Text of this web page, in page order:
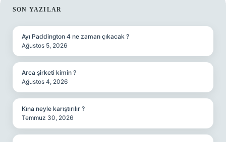
SIDEBAR
SON YAZILAR
Ayı Paddington 4 ne zaman çıkacak ?
Ağustos 5, 2026
Arca şirketi kimin ?
Ağustos 4, 2026
Kına neyle karıştırılır ?
Temmuz 30, 2026